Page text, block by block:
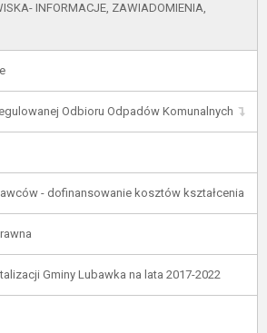
INFORMACJE, ZAWIADOMIENIA,
Odbioru Odpadów Komunalnych
- dofinansowanie kosztów kształcenia
Gminy Lubawka na lata 2017-2022